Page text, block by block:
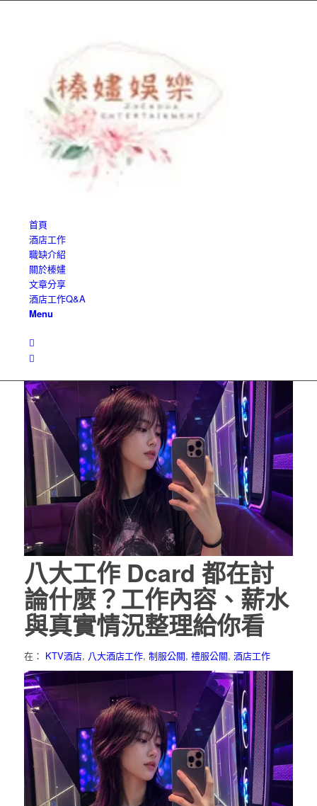
首頁
酒店工作
職缺介紹
關於榛嫿
文章分享
酒店工作Q&A
Menu
八大工作 Dcard 都在討
論什麼？工作內容、薪水
與真實情況整理給你看
在： KTV酒店, 八大酒店工作, 制服公關, 禮服公關, 酒店工作